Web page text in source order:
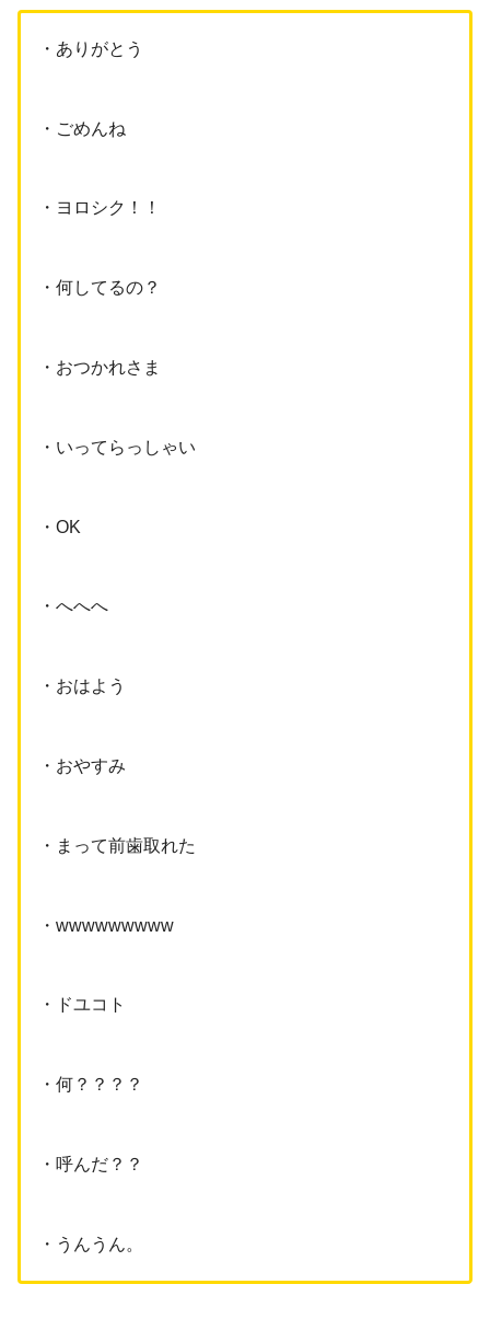
・ありがとう
・ごめんね
・ヨロシク！！
・何してるの？
・おつかれさま
・いってらっしゃい
・OK
・へへへ
・おはよう
・おやすみ
・まって前歯取れた
・wwwwwwwww
・ドユコト
・何？？？？
・呼んだ？？
・うんうん。